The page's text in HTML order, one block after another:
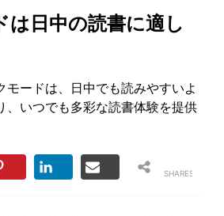
は日中の読書に適し
モードは、日中でも読みやすいよ
、いつでも多彩な読書体験を提供
SHARES